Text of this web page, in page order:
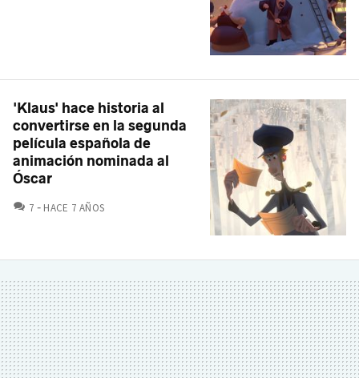
'Klaus' hace historia al
convertirse en la segunda
película española de
animación nominada al
Óscar
7 COMENTARIOS
HACE 7 AÑOS